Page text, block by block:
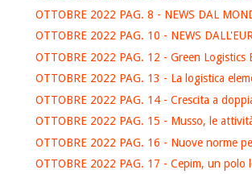
OTTOBRE 2022 PAG. 8 - NEWS DAL
OTTOBRE 2022 PAG. 10 - NEWS
OTTOBRE 2022 PAG. 12 - Green Logistics
OTTOBRE 2022 PAG. 13 - La logistica
OTTOBRE 2022 PAG. 14 - Crescita a
OTTOBRE 2022 PAG. 15 - Musso, le
OTTOBRE 2022 PAG. 16 - Nuove norme
OTTOBRE 2022 PAG. 17 - Cepim, un polo